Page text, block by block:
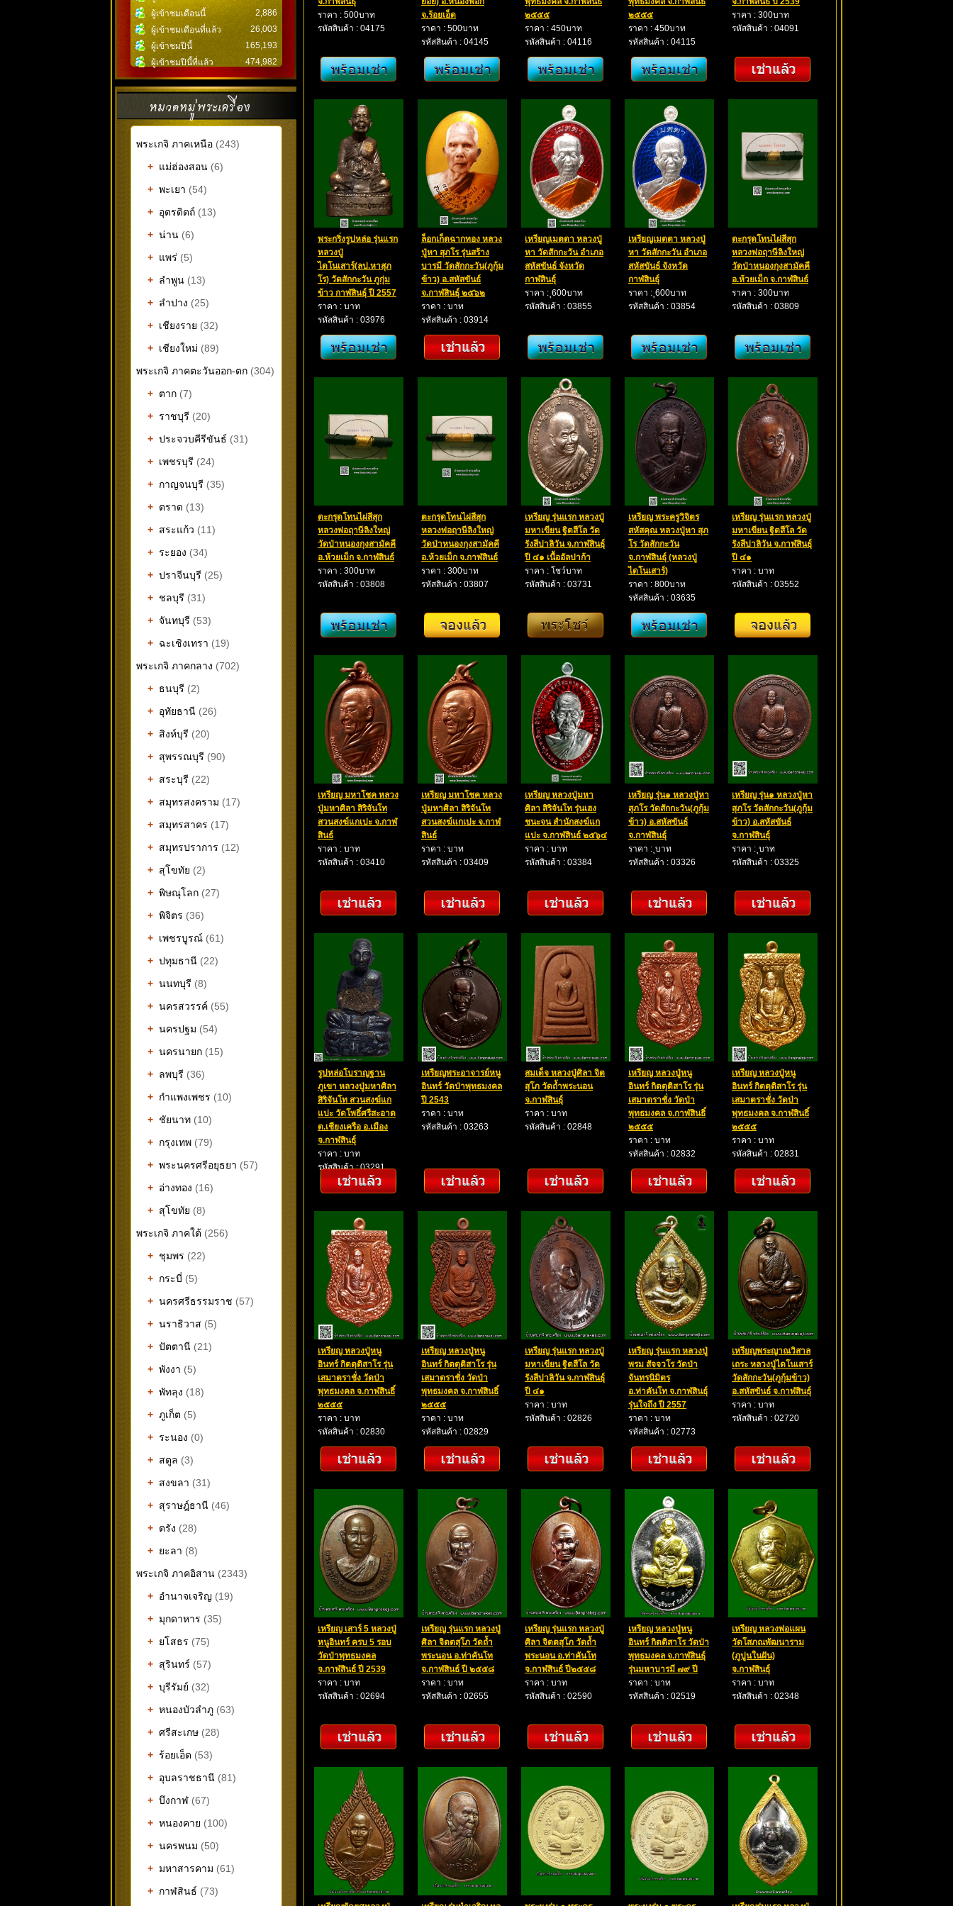
ผู้เข้าชมเดือนนี้
2,886
ผู้เข้าชมเดือนที่แล้ว
26,003
ผู้เข้าชมปีนี้
165,193
ผู้เข้าชมปีนี้ที่แล้ว
474,982
พระเกจิ ภาคเหนือ (243)
+ แม่ฮ่องสอน (6)
+ พะเยา (54)
+ อุตรดิตถ์ (13)
+ น่าน (6)
+ แพร่ (5)
+ ลำพูน (13)
+ ลำปาง (25)
+ เชียงราย (32)
+ เชียงใหม่ (89)
พระเกจิ ภาคตะวันออก-ตก (304)
+ ตาก (7)
+ ราชบุรี (20)
+ ประจวบคีรีขันธ์ (31)
+ เพชรบุรี (24)
+ กาญจนบุรี (35)
+ ตราด (13)
+ สระแก้ว (11)
+ ระยอง (34)
+ ปราจีนบุรี (25)
+ ชลบุรี (31)
+ จันทบุรี (53)
+ ฉะเชิงเทรา (19)
พระเกจิ ภาคกลาง (702)
+ ธนบุรี (2)
+ อุทัยธานี (26)
+ สิงห์บุรี (20)
+ สุพรรณบุรี (90)
+ สระบุรี (22)
+ สมุทรสงคราม (17)
+ สมุทรสาคร (17)
+ สมุทรปราการ (12)
+ สุโขทัย (2)
+ พิษณุโลก (27)
+ พิจิตร (36)
+ เพชรบูรณ์ (61)
+ ปทุมธานี (22)
+ นนทบุรี (8)
+ นครสวรรค์ (55)
+ นครปฐม (54)
+ นครนายก (15)
+ ลพบุรี (36)
+ กำแพงเพชร (10)
+ ชัยนาท (10)
+ กรุงเทพ (79)
+ พระนครศรีอยุธยา (57)
+ อ่างทอง (16)
+ สุโขทัย (8)
พระเกจิ ภาคใต้ (256)
+ ชุมพร (22)
+ กระบี่ (5)
+ นครศรีธรรมราช (57)
+ นราธิวาส (5)
+ ปัตตานี (21)
+ พังงา (5)
+ พัทลุง (18)
+ ภูเก็ต (5)
+ ระนอง (0)
+ สตูล (3)
+ สงขลา (31)
+ สุราษฎ์ธานี (46)
+ ตรัง (28)
+ ยะลา (8)
พระเกจิ ภาคอิสาน (2343)
+ อำนาจเจริญ (19)
+ มุกดาหาร (35)
+ ยโสธร (75)
+ สุรินทร์ (57)
+ บุรีรัมย์ (32)
+ หนองบัวลำภู (63)
+ ศรีสะเกษ (28)
+ ร้อยเอ็ด (53)
+ อุบลราชธานี (81)
+ บึงกาฬ (67)
+ หนองคาย (100)
+ นครพนม (50)
+ มหาสารคาม (61)
+ กาฬสินธ์ (73)
ราคา : 500บาท
รหัสสินค้า : 04175
จ.ร้อยเอ็ด
ราคา : 500บาท
รหัสสินค้า : 04145
๒๕๕๕
ราคา : 450บาท
รหัสสินค้า : 04116
๒๕๕๕
ราคา : 450บาท
รหัสสินค้า : 04115
ราคา : 300บาท
รหัสสินค้า : 04091
พระกริ่งรูปหล่อ รุ่นแรก
หลวงปู่
ไดโนเสาร์(ลป.หาสุภ
โร) วัดสักกะวัน ภูกุ่ม
ข้าว กาฬสินธุ์ ปี 2557
ราคา : บาท
รหัสสินค้า : 03976
ล็อกเก็ตฉากทอง หลวง
ปู่หา สุภโร รุ่นสร้าง
บารมี วัดสักกะวัน(ภูกุ้ม
ข้าว) อ.สหัสขันธ์
จ.กาฬสินธุ์ ๒๕๖๒
ราคา : บาท
รหัสสินค้า : 03914
เหรียญเมตตา หลวงปู่
หา วัดสักกะวัน อำเภอ
สหัสขันธ์ จังหวัด
กาฬสินธุ์
ราคา : ุ600บาท
รหัสสินค้า : 03855
เหรียญเมตตา หลวงปู่
หา วัดสักกะวัน อำเภอ
สหัสขันธ์ จังหวัด
กาฬสินธุ์
ราคา : ุ600บาท
รหัสสินค้า : 03854
ตะกรุดโทนไผ่สีสุก
หลวงพ่อฤาษีลิงใหญ่
วัดป่าหนองกุงสามัคคี
อ.ห้วยเม็ก จ.กาฬสินธ์
ราคา : 300บาท
รหัสสินค้า : 03809
ตะกรุดโทนไผ่สีสุก
หลวงพ่อฤาษีลิงใหญ่
วัดป่าหนองกุงสามัคคี
อ.ห้วยเม็ก จ.กาฬสินธ์
ราคา : 300บาท
รหัสสินค้า : 03808
ตะกรุดโทนไผ่สีสุก
หลวงพ่อฤาษีลิงใหญ่
วัดป่าหนองกุงสามัคคี
อ.ห้วยเม็ก จ.กาฬสินธ์
ราคา : 300บาท
รหัสสินค้า : 03807
เหรียญ รุ่นแรก หลวงปู่
มหาเขียน ฐิตสีโล วัด
รังสีปาลิวัน จ.กาฬสินธุ์
ปี ๔๑ เนื้ออัลปาก้า
ราคา : โชว์บาท
รหัสสินค้า : 03731
เหรียญ พระครูวิจิตร
สหัสคุณ หลวงปู่หา สุภ
โร วัดสักกะวัน
จ.กาฬสินธุ์ (หลวงปู่
ไดโนเสาร์)
ราคา : 800บาท
รหัสสินค้า : 03635
เหรียญ รุ่นแรก หลวงปู่
มหาเขียน ฐิตสีโล วัด
รังสีปาลิวัน จ.กาฬสินธุ์
ปี ๔๑
ราคา : บาท
รหัสสินค้า : 03552
เหรียญ มหาโชค หลวง
ปู่มหาศิลา สิริจันโท
สวนสงฆ์แกเปะ จ.กาฬ
สินธ์
ราคา : บาท
รหัสสินค้า : 03410
เหรียญ มหาโชค หลวง
ปู่มหาศิลา สิริจันโท
สวนสงฆ์แกเปะ จ.กาฬ
สินธ์
ราคา : บาท
รหัสสินค้า : 03409
เหรียญ หลวงปู่มหา
ศิลา สิริจันโท รุ่นเฮง
ชนะจน สำนักสงฆ์แก
แปะ จ.กาฬสินธ์ ๒๕๖๔
ราคา : บาท
รหัสสินค้า : 03384
เหรียญ รุ่น๑ หลวงปู่หา
สุภโร วัดสักกะวัน(ภูกุ้ม
ข้าว) อ.สหัสขันธ์
จ.กาฬสินธุ์
ราคา : ุบาท
รหัสสินค้า : 03326
เหรียญ รุ่น๑ หลวงปู่หา
สุภโร วัดสักกะวัน(ภูกุ้ม
ข้าว) อ.สหัสขันธ์
จ.กาฬสินธุ์
ราคา : ุบาท
รหัสสินค้า : 03325
รูปหล่อโบราญฐาน
ภูเขา หลวงปู่มหาศิลา
สิริจันโท สวนสงฆ์แก
แปะ วัดโพธิ์ศรีสะอาด
ต.เชียงเครือ อ.เมือง
จ.กาฬสินธุ์
ราคา : บาท
รหัสสินค้า : 03291
เหรียญพระอาจารย์หนู
อินทร์ วัดป่าพุทธมงคล
ปี 2543
ราคา : บาท
รหัสสินค้า : 03263
สมเด็จ หลวงปู่ศิลา จิต
สุโภ วัดถ้ำพระนอน
จ.กาฬสินธุ์
ราคา : บาท
รหัสสินค้า : 02848
เหรียญ หลวงปู่หนู
อินทร์ กิตตุติสาโร รุ่น
เสมาตราชั่ง วัดป่า
พุทธมงคล จ.กาฬสินธิ์
๒๕๕๕
ราคา : บาท
รหัสสินค้า : 02832
เหรียญ หลวงปู่หนู
อินทร์ กิตตุติสาโร รุ่น
เสมาตราชั่ง วัดป่า
พุทธมงคล จ.กาฬสินธิ์
๒๕๕๕
ราคา : บาท
รหัสสินค้า : 02831
เหรียญ หลวงปู่หนู
อินทร์ กิตตุติสาโร รุ่น
เสมาตราชั่ง วัดป่า
พุทธมงคล จ.กาฬสินธิ์
๒๕๕๕
ราคา : บาท
รหัสสินค้า : 02830
เหรียญ หลวงปู่หนู
อินทร์ กิตตุติสาโร รุ่น
เสมาตราชั่ง วัดป่า
พุทธมงคล จ.กาฬสินธิ์
๒๕๕๕
ราคา : บาท
รหัสสินค้า : 02829
เหรียญ รุ่นแรก หลวงปู่
มหาเขียน ฐิตสีโล วัด
รังสีปาลิวัน จ.กาฬสินธุ์
ปี ๔๑
ราคา : บาท
รหัสสินค้า : 02826
เหรียญ รุ่นแรก หลวงปู่
พรม สัจจวโร วัดป่า
จันทรนิมิตร
อ.ท่าคันโท จ.กาฬสินธุ์
รุ่นใจถึง ปี 2557
ราคา : บาท
รหัสสินค้า : 02773
เหรียญพระญาณวิสาล
เถระ หลวงปู่ไดโนเสาร์
วัดสักกะวัน(ภูกุ้มข้าว)
อ.สหัสขันธ์ จ.กาฬสินธุ์
ราคา : บาท
รหัสสินค้า : 02720
เหรียญ เสาร์ 5 หลวงปู่
หนูอินทร์ ครบ 5 รอบ
วัดป่าพุทธมงคล
จ.กาฬสินธ์ ปี 2539
ราคา : บาท
รหัสสินค้า : 02694
เหรียญ รุ่นแรก หลวงปู่
ศิลา จิตตสุโภ วัดถ้ำ
พระนอน อ.ท่าคันโท
จ.กาฬสินธ์ ปี ๒๕๕๘
ราคา : บาท
รหัสสินค้า : 02655
เหรียญ รุ่นแรก หลวงปู่
ศิลา จิตตสุโภ วัดถ้ำ
พระนอน อ.ท่าคันโท
จ.กาฬสินธ์ ปี๒๕๕๘
ราคา : บาท
รหัสสินค้า : 02590
เหรียญ หลวงปู่หนู
อินทร์ กิตติสาโร วัดป่า
พุทธมงคล จ.กาฬสินธุ์
รุ่นมหาบารมี ๗๙ ปี
ราคา : บาท
รหัสสินค้า : 02519
เหรียญ หลวงพ่อแผน
วัดโสภณพัฒนาราม
(ภูปูนในฝัน)
จ.กาฬสินธุ์
ราคา : บาท
รหัสสินค้า : 02348